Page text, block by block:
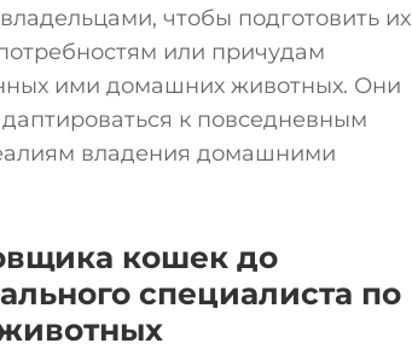
чтобы подготовить их
или причудам
ими домашних животных. Они
к повседневным
владения домашними
кошек до
специалиста по